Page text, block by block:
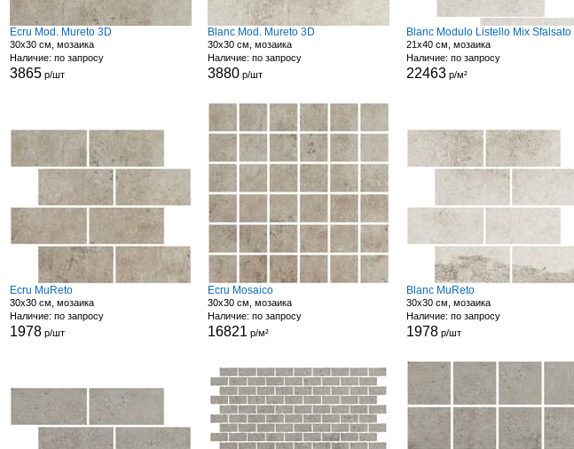
Ecru Mod. Mureto 3D
30x30 см, мозаика
Наличие: по запросу
3865р/шт
Blanc Mod. Mureto 3D
30x30 см, мозаика
Наличие: по запросу
3880 р/шт
Blanc Modulo Listello Mix Sfalsato
21x40 см, мозаика
Наличие: по запросу
22463р/м²
Ecru MuReto
30x30 см, мозаика
Наличие: по запросу
1978р/шт
Ecru Mosaico
30x30 см, мозаика
Наличие: по запросу
16821 р/м²
Blanc MuReto
30x30 см, мозаика
Наличие: по запросу
1978р/шт